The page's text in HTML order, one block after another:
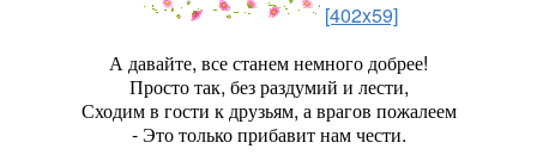
[402x59]
А давайте, все станем немного добрее!
Просто так, без раздумий и лести,
Сходим в гости к друзьям, а врагов пожалеем
- Это только прибавит нам чести.